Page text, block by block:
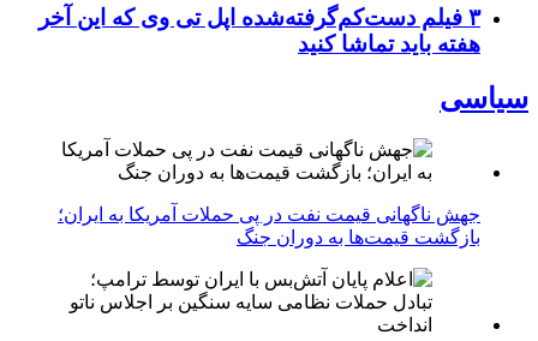
۳ فیلم دست‌کم‌گرفته‌شده اپل تی وی که این آخر
هفته باید تماشا کنید
سیاسی
جهش ناگهانی قیمت نفت در پی حملات آمریکا به ایران؛
بازگشت قیمت‌ها به دوران جنگ